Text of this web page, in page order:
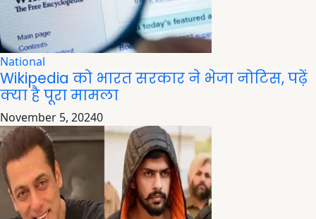
National
Wikipedia को भारत सरकार ने भेजा नोटिस, पढ़ें
क्या है पूरा मामला
November 5, 20240